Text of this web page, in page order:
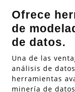
Ofrece
de
de datos.
Una de las
análisis de
herramientas
minería de